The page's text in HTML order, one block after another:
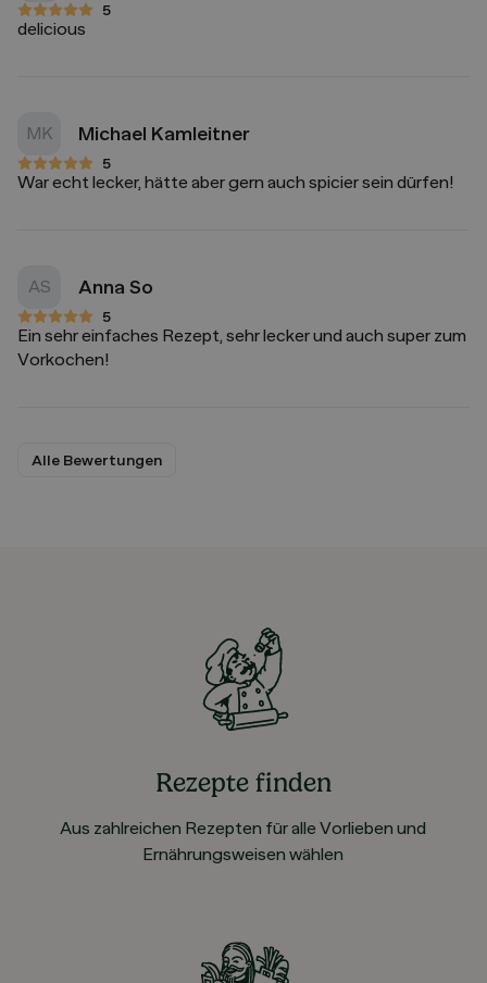
5
5 von 5 Sternen
delicious
MK Michael Kamleitner
5
5 von 5 Sternen
War echt lecker, hätte aber gern auch spicier sein dürfen!
AS Anna So
5
5 von 5 Sternen
Ein sehr einfaches Rezept, sehr lecker und auch super zum
Vorkochen!
Alle Bewertungen
Rezepte finden
Aus zahlreichen Rezepten für alle Vorlieben und
Ernährungsweisen wählen